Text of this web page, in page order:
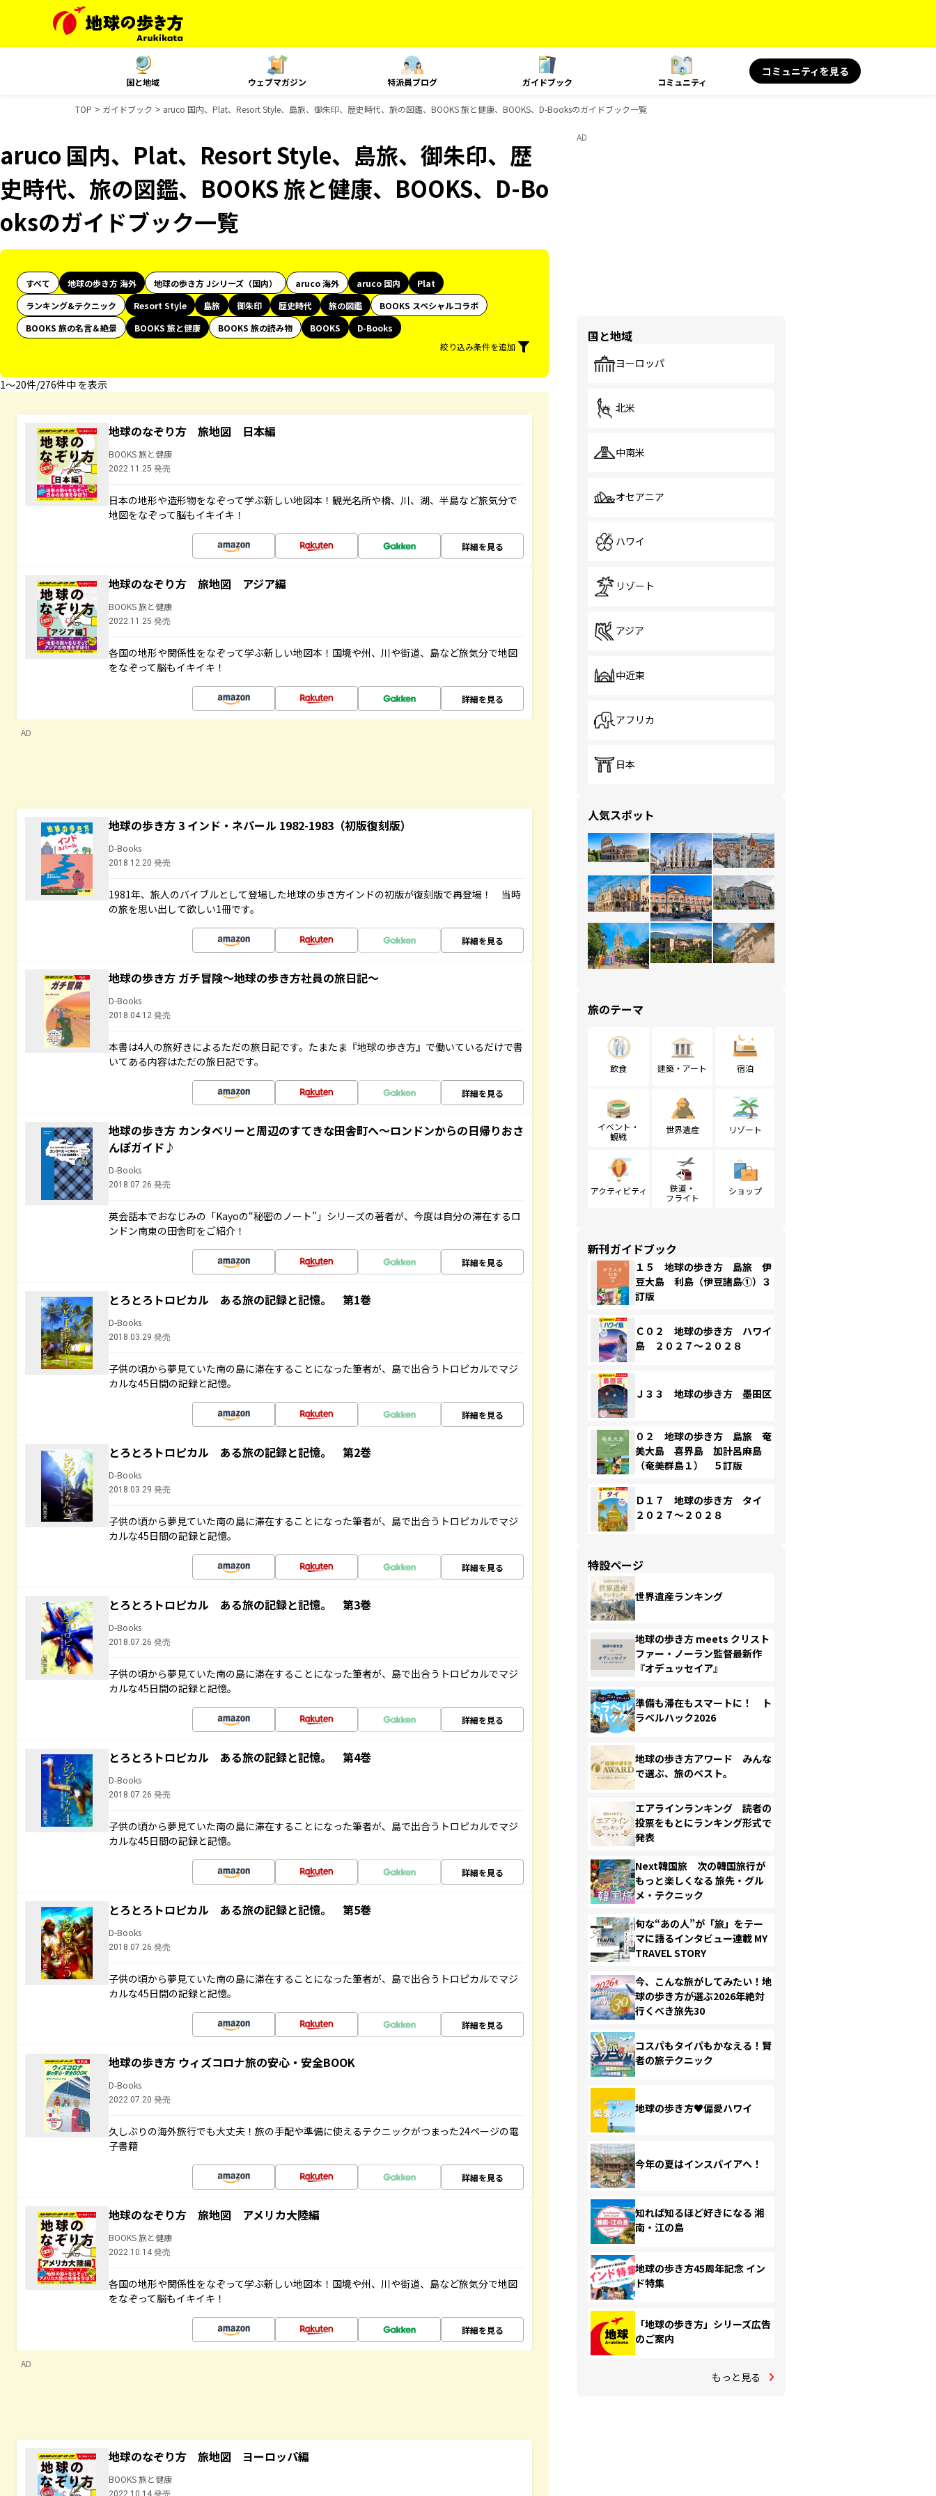
国と地域 ウェブマガジン 特派員ブログ ガイドブック コミュニティ
コミュニティを見る
TOP ガイドブック aruco 国内、Plat、Resort Style、島旅、御朱印、歴史時代、旅の図鑑、BOOKS 旅と健康、BOOKS、D-Booksのガイドブック一覧
aruco 国内、Plat、Resort Style、島旅、御朱印、歴
史時代、旅の図鑑、BOOKS 旅と健康、BOOKS、D-Bo
oksのガイドブック一覧
すべて 地球の歩き方 海外 地球の歩き方 Jシリーズ（国内） aruco 海外 aruco 国内
Plat
ランキング&テクニック
Resort Style 島旅 御朱印 歴史時代 旅の図鑑
BOOKS スペシャルコラボ
BOOKS 旅の名言＆絶景
BOOKS 旅と健康 BOOKS 旅の読み物 BOOKS
D-Books
絞り込み条件を追加
1〜20件/276件中 を表示
地球のなぞり方 旅地図 日本編
BOOKS 旅と健康
2022.11.25 発売
日本の地形や造形物をなぞって学ぶ新しい地図本！観光名所や橋、川、湖、半島など旅気分で
地図をなぞって脳もイキイキ！
詳細を見る
地球のなぞり方 旅地図 アジア編
BOOKS 旅と健康
2022.11.25 発売
各国の地形や関係性をなぞって学ぶ新しい地図本！国境や州、川や街道、島など旅気分で地図
をなぞって脳もイキイキ！
詳細を見る
AD
地球の歩き方 3 インド・ネパール 1982-1983（初版復刻版）
D-Books
2018.12.20 発売
1981年、旅人のバイブルとして登場した地球の歩き方インドの初版が復刻版で再登場！ 当時
の旅を思い出して欲しい1冊です。
詳細を見る
地球の歩き方 ガチ冒険～地球の歩き方社員の旅日記～
D-Books
2018.04.12 発売
本書は4人の旅好きによるただの旅日記です。たまたま『地球の歩き方』で働いているだけで書
いてある内容はただの旅日記です。
詳細を見る
地球の歩き方 カンタベリーと周辺のすてきな田舎町へ～ロンドンからの日帰りおさ
んぽガイド♪
D-Books
2018.07.26 発売
英会話本でおなじみの「Kayoの“秘密のノート”」シリーズの著者が、今度は自分の滞在するロ
ンドン南東の田舎町をご紹介！
詳細を見る
とろとろトロピカル ある旅の記録と記憶。 第1巻
D-Books
2018.03.29 発売
子供の頃から夢見ていた南の島に滞在することになった筆者が、島で出合うトロピカルでマジ
カルな45日間の記録と記憶。
詳細を見る
とろとろトロピカル ある旅の記録と記憶。 第2巻
D-Books
2018.03.29 発売
子供の頃から夢見ていた南の島に滞在することになった筆者が、島で出合うトロピカルでマジ
カルな45日間の記録と記憶。
詳細を見る
とろとろトロピカル ある旅の記録と記憶。 第3巻
D-Books
2018.07.26 発売
子供の頃から夢見ていた南の島に滞在することになった筆者が、島で出合うトロピカルでマジ
カルな45日間の記録と記憶。
詳細を見る
とろとろトロピカル ある旅の記録と記憶。 第4巻
D-Books
2018.07.26 発売
子供の頃から夢見ていた南の島に滞在することになった筆者が、島で出合うトロピカルでマジ
カルな45日間の記録と記憶。
詳細を見る
とろとろトロピカル ある旅の記録と記憶。 第5巻
D-Books
2018.07.26 発売
子供の頃から夢見ていた南の島に滞在することになった筆者が、島で出合うトロピカルでマジ
カルな45日間の記録と記憶。
詳細を見る
地球の歩き方 ウィズコロナ旅の安心・安全BOOK
D-Books
2022.07.20 発売
久しぶりの海外旅行でも大丈夫！旅の手配や準備に使えるテクニックがつまった24ページの電
子書籍
詳細を見る
地球のなぞり方 旅地図 アメリカ大陸編
BOOKS 旅と健康
2022.10.14 発売
各国の地形や関係性をなぞって学ぶ新しい地図本！国境や州、川や街道、島など旅気分で地図
をなぞって脳もイキイキ！
詳細を見る
AD
地球のなぞり方 旅地図 ヨーロッパ編
BOOKS 旅と健康
2022.10.14 発売
AD
国と地域
ヨーロッパ
北米
中南米
オセアニア
ハワイ
リゾート
アジア
中近東
アフリカ
日本
人気スポット
旅のテーマ
飲食 建築・アート 宿泊
イベント・
観戦
世界遺産 リゾート
アクティビティ
鉄道・
フライト
ショップ
新刊ガイドブック
１５ 地球の歩き方 島旅 伊
豆大島 利島（伊豆諸島①）３
訂版
Ｃ０２ 地球の歩き方 ハワイ
島 ２０２７～２０２８
Ｊ３３ 地球の歩き方 墨田区
０２ 地球の歩き方 島旅 奄
美大島 喜界島 加計呂麻島
（奄美群島１） ５訂版
Ｄ１７ 地球の歩き方 タイ
２０２７～２０２８
特設ページ
世界遺産ランキング
地球の歩き方 meets クリスト
ファー・ノーラン監督最新作
『オデュッセイア』
準備も滞在もスマートに！ ト
ラベルハック2026
地球の歩き方アワード みんな
で選ぶ、旅のベスト。
エアラインランキング 読者の
投票をもとにランキング形式で
発表
Next韓国旅 次の韓国旅行が
もっと楽しくなる 旅先・グル
メ・テクニック
旬な“あの人”が「旅」をテー
マに語るインタビュー連載 MY
TRAVEL STORY
今、こんな旅がしてみたい！地
球の歩き方が選ぶ2026年絶対
行くべき旅先30
コスパもタイパもかなえる！賢
者の旅テクニック
地球の歩き方♥偏愛ハワイ
今年の夏はインスパイアへ！
知れば知るほど好きになる 湘
南・江の島
地球の歩き方45周年記念 イン
ド特集
「地球の歩き方」シリーズ広告
のご案内
もっと見る